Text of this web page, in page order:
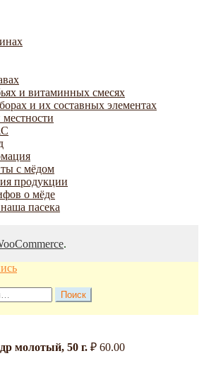
и витаминных смесях
и их составных элементах
с мёдом
продукции
о мёде
пасека
.
Поиск
молотый, 50 г. ₽ 60.00